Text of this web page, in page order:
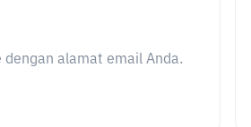
alamat email Anda.